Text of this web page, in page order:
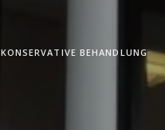
KONSERVATIVE BEHANDLUNG